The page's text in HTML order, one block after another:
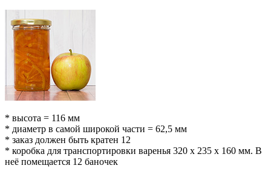
* высота = 116 мм
* диаметр в самой широкой части = 62,5 мм
* заказ должен быть кратен 12
* коробка для транспортировки варенья 320 х 235 х 160 мм. В
неё помещается 12 баночек